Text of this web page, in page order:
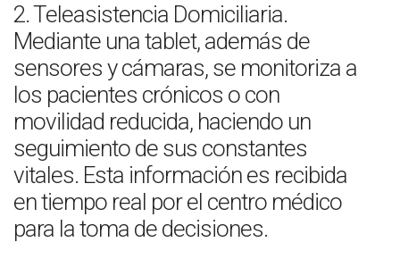
2. Teleasistencia Domiciliaria.
Mediante una tablet, además de
sensores y cámaras, se monitoriza a
los pacientes crónicos o con
movilidad reducida, haciendo un
seguimiento de sus constantes
vitales. Esta información es recibida
en tiempo real por el centro médico
para la toma de decisiones.